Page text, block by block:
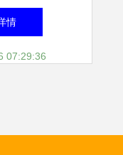
早教功能结
择
情
07:29:36